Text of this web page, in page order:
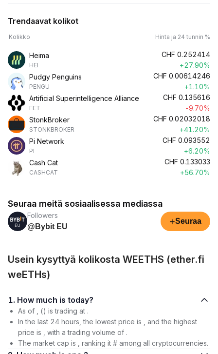
Trendaavat kolikot
Kolikko Hinta ja 24 tunnin %
Heima
HEI
CHF 0.252414
+27.90%
Pudgy Penguins
PENGU
CHF 0.00614246
+1.10%
Artificial Superintelligence Alliance
FET
CHF 0.135616
-9.70%
StonkBroker
STONKBROKER
CHF 0.02032018
+41.20%
Pi Network
PI
CHF 0.093552
+6.20%
Cash Cat
CASHCAT
CHF 0.133033
+56.70%
Seuraa meitä sosiaalisessa mediassa
Followers
@Bybit EU
+Seuraa
Usein kysyttyä kolikosta WEETHS (ether.fi
weETHs)
1. How much is today?
As of , () is trading at .
In the last 24 hours, the lowest price is , and the highest
price is , with a trading volume of .
The market cap is , ranking it # among all cryptocurrencies.